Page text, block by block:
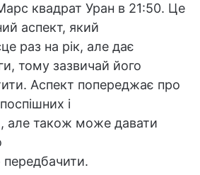
квадрат Уран в 21:50. Це
аспект, який
раз на рік, але дає
тому зазвичай його
Аспект попереджає про
і
але також може давати